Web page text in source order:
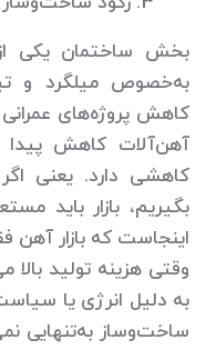
بخش ساختمان‌ یکی از
به‌خصوص میلگرد و
کاهش پروژه‌های
آهن‌آلات کاهش پیدا
کاهشی دارد. یعنی
بگیریم، بازار باید
اینجاست که بازار
وقتی هزینه تولید
به دلیل انرژی یا
ساخت‌وساز به‌تنهایی